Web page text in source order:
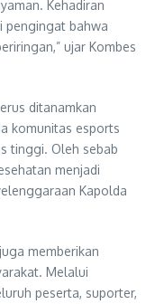
Kehadiran
pengingat bahwa
ujar Kombes
ditanamkan
komunitas esports
tinggi. Oleh sebab
menjadi
Kapolda
memberikan
Melalui
peserta, suporter,